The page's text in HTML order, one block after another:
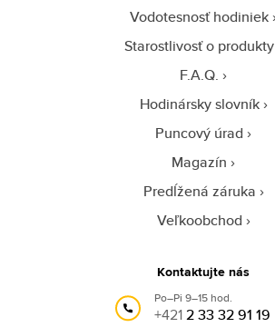
Vodotesnosť hodiniek
Starostlivosť o produkty
F.A.Q.
Hodinársky slovník
Puncový úrad
Magazín
Predĺžená záruka
Veľkoobchod
Kontaktujte nás
Po–Pi 9–15 hod.
+4212 33 32 91 19